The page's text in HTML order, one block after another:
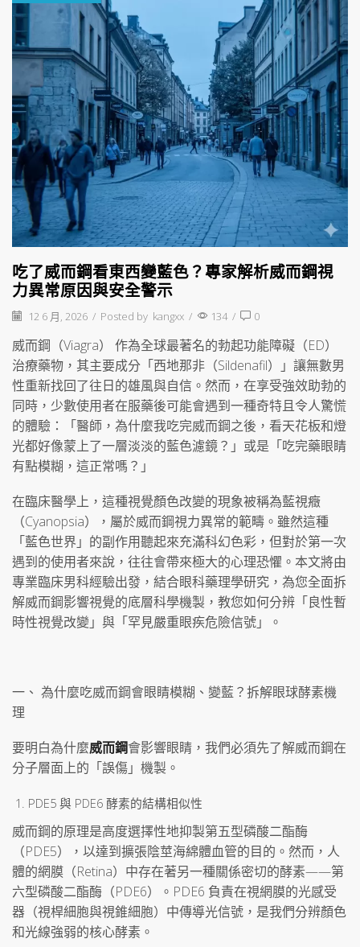
吃了威而鋼看東西變藍色？專家解析威而鋼視
力異常原因與安全警示
12 6 月, 2026 / Posted by kangxx / 134 / 0
威而鋼（Viagra） 作為全球最著名的勃起功能障礙（ED）
治療藥物，其主要成分「西地那非（Sildenafil）」讓無數男
性重新找回了往日的雄風與自信。然而，在享受強效助勃的
同時，少數使用者在服藥後可能會遇到一種奇特且令人驚慌
的體驗：「醫師，為什麼我吃完威而鋼之後，看天花板和燈
光都好像蒙上了一層淡淡的藍色濾鏡？」或是「吃完藥眼睛
有點模糊，這正常嗎？」
在臨床醫學上，這種視覺顏色改變的現象被稱為藍視癥
（Cyanopsia），屬於威而鋼視力異常的範疇。雖然這種
「藍色世界」的副作用聽起來充滿科幻色彩，但對於第一次
遇到的使用者來說，往往會帶來極大的心理恐懼。本文將由
專業臨床男科經驗出發，結合眼科藥理學研究，為您全面拆
解威而鋼影響視覺的底層科學機製，教您如何分辨「良性暫
時性視覺改變」與「罕見嚴重眼疾危險信號」。
一、 為什麼吃威而鋼會眼睛模糊、變藍？拆解眼球酵素機
理
要明白為什麼威而鋼會影響眼睛，我們必須先了解威而鋼在
分子層面上的「誤傷」機製。
PDE5 與 PDE6 酵素的結構相似性
威而鋼的原理是高度選擇性地抑製第五型磷酸二酯酶
（PDE5），以達到擴張陰莖海綿體血管的目的。然而，人
體的網膜（Retina）中存在著另一種關係密切的酵素——第
六型磷酸二酯酶（PDE6）。PDE6 負責在視網膜的光感受
器（視桿細胞與視錐細胞）中傳導光信號，是我們分辨顏色
和光線強弱的核心酵素。